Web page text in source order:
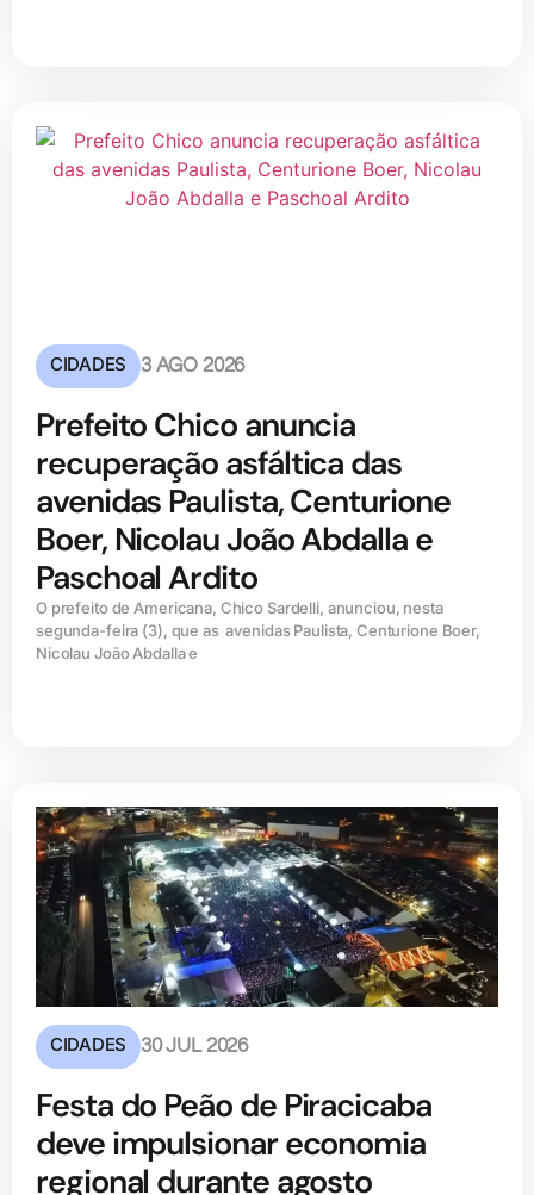
CIDADES 3 AGO 2026
Prefeito Chico anuncia
recuperação asfáltica das
avenidas Paulista, Centurione
Boer, Nicolau João Abdalla e
Paschoal Ardito
O prefeito de Americana, Chico Sardelli, anunciou, nesta
segunda-feira (3), que as avenidas Paulista, Centurione Boer,
Nicolau João Abdalla e
CIDADES 30 JUL 2026
Festa do Peão de Piracicaba
deve impulsionar economia
regional durante agosto